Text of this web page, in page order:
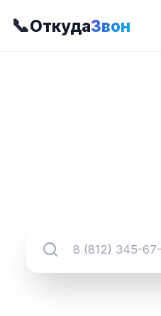
📞ОткудаЗвон